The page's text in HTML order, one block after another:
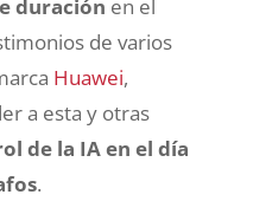
duración en el
de varios
Huawei,
a esta y otras
de la IA en el día
.